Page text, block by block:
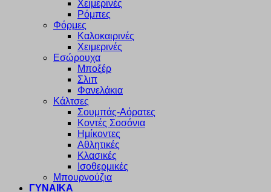
Χειμερινές
Ρόμπες
Φόρμες
Καλοκαιρινές
Χειμερινές
Εσώρουχα
Μποξέρ
Σλιπ
Φανελάκια
Κάλτσες
Σουμπάς-Αόρατες
Κοντές Σοσόνια
Ημίκοντες
Αθλητικές
Κλασικές
Ισοθερμικές
Μπουρνούζια
ΓΥΝΑΙΚΑ